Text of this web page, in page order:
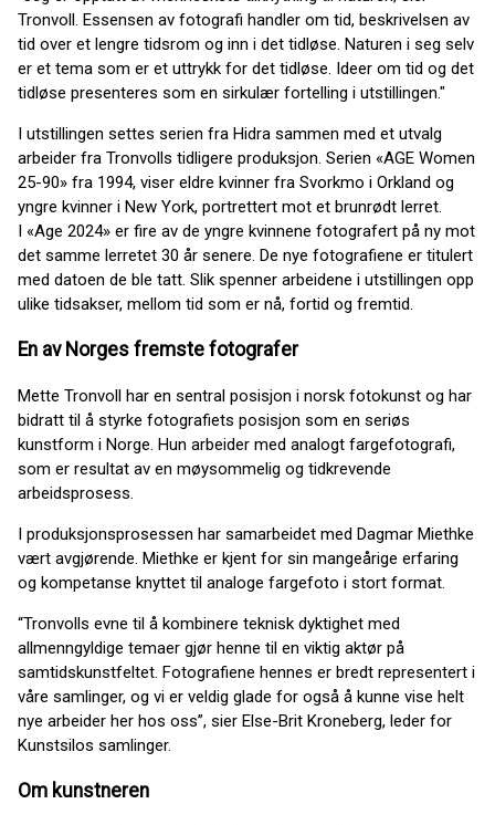
Tronvoll. Essensen av fotografi handler om tid, beskrivelsen av
tid over et lengre tidsrom og inn i det tidløse. Naturen i seg selv
er et tema som er et uttrykk for det tidløse. Ideer om tid og det
tidløse presenteres som en sirkulær fortelling i utstillingen."
I utstillingen settes serien fra Hidra sammen med et utvalg
arbeider fra Tronvolls tidligere produksjon. Serien «AGE Women
25-90» fra 1994, viser eldre kvinner fra Svorkmo i Orkland og
yngre kvinner i New York, portrettert mot et brunrødt lerret.
I «Age 2024» er fire av de yngre kvinnene fotografert på ny mot
det samme lerretet 30 år senere. De nye fotografiene er titulert
med datoen de ble tatt. Slik spenner arbeidene i utstillingen opp
ulike tidsakser, mellom tid som er nå, fortid og fremtid.
En av Norges fremste fotografer
Mette Tronvoll har en sentral posisjon i norsk fotokunst og har
bidratt til å styrke fotografiets posisjon som en seriøs
kunstform i Norge. Hun arbeider med analogt fargefotografi,
som er resultat av en møysommelig og tidkrevende
arbeidsprosess.
I produksjonsprosessen har samarbeidet med Dagmar Miethke
vært avgjørende. Miethke er kjent for sin mangeårige erfaring
og kompetanse knyttet til analoge fargefoto i stort format.
“Tronvolls evne til å kombinere teknisk dyktighet med
allmenngyldige temaer gjør henne til en viktig aktør på
samtidskunstfeltet. Fotografiene hennes er bredt representert i
våre samlinger, og vi er veldig glade for også å kunne vise helt
nye arbeider her hos oss”, sier Else-Brit Kroneberg, leder for
Kunstsilos samlinger.
Om kunstneren